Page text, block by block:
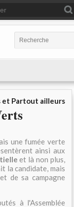
et Partout ailleurs
une fumée verte
ainsi aux
et là non plus,
la candidate, mais
de sa campagne
à l'Assemblée